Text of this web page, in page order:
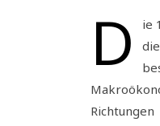
D
ie